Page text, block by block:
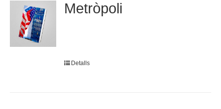
Metròpoli
Detalls